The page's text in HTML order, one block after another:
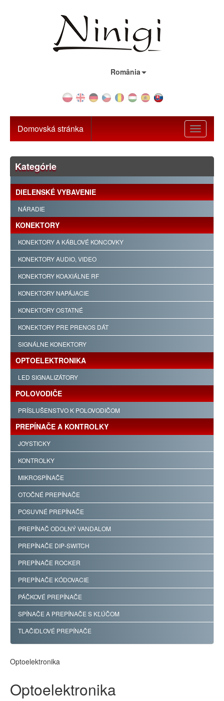
România
Toggle
Domovská stránka
Kategórie
DIELENSKÉ VYBAVENIE
NÁRADIE
KONEKTORY
KONEKTORY A KÁBLOVÉ KONCOVKY
KONEKTORY AUDIO, VIDEO
KONEKTORY KOAXIÁLNE RF
KONEKTORY NAPÁJACIE
KONEKTORY OSTATNÉ
KONEKTORY PRE PRENOS DÁT
SIGNÁLNE KONEKTORY
OPTOELEKTRONIKA
LED SIGNALIZÁTORY
POLOVODIČE
PRÍSLUŠENSTVO K POLOVODIČOM
PREPÍNAČE A KONTROLKY
JOYSTICKY
KONTROLKY
MIKROSPÍNAČE
OTOČNÉ PREPÍNAČE
POSUVNÉ PREPÍNAČE
PREPÍNAČ ODOLNÝ VANDALOM
PREPÍNAČE DIP-SWITCH
PREPÍNAČE ROCKER
PREPÍNAČE KÓDOVACIE
PÁČKOVÉ PREPÍNAČE
SPÍNAČE A PREPÍNAČE S KĽÚČOM
TLAČIDLOVÉ PREPÍNAČE
Optoelektronika
Optoelektronika